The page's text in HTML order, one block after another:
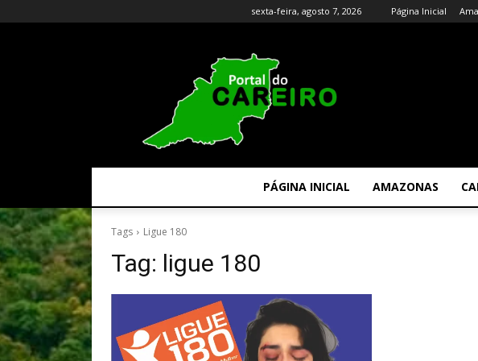
sexta-feira, agosto 7, 2026 Página Inicial
PÁGINA INICIAL AMAZONAS
Tags Ligue 180
Tag: ligue 180